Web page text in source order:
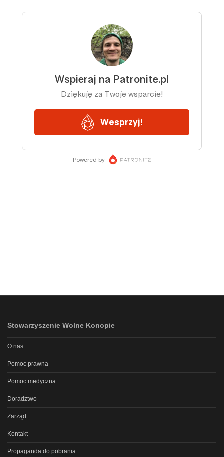
Stowarzyszenie Wolne Konopie
O nas
Pomoc prawna
Pomoc medyczna
Doradztwo
Zarząd
Kontakt
Propaganda do pobrania